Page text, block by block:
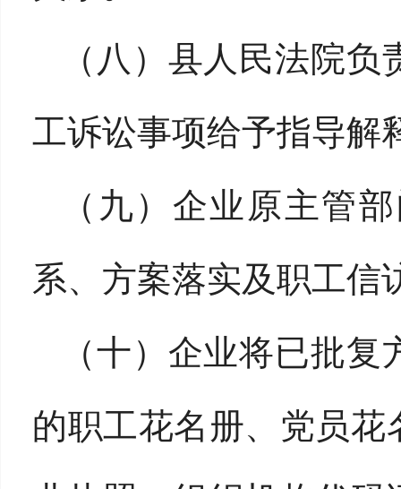
（八）县人民法院
工诉讼事项给予指导解
（九）企业原主管
系、方案落实及职工信
（十）企业将已批
的职工花名册、党员